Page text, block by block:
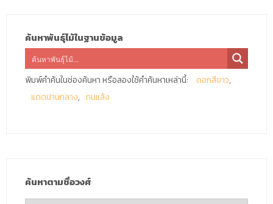
ค้นหาพันธุ์ไม้ในฐานข้อมูล
พิมพ์คำค้นในช่องค้นหา หรือลองใช้คำค้นหาเหล่านี้:
ดอกสีขาว
แดดปานกลาง
ทนแล้ง
ค้นหาตามชื่อวงศ์
ค้นหา